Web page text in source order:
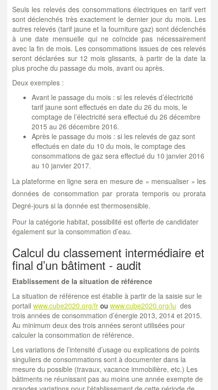
Seuls les relevés des consommations électriques en tarif vert
sont déclenchés très exactement le dernier jour du mois. Les
autres relevés (tarif jaune et la fourniture gaz) sont déclenchés
à une date mensuelle qui ne coïncide pas nécessairement
avec la fin de mois. Les consommations issues de ces relevés
seront déclarées sur 12 mois glissants, à partir de la date la
plus proche du passage du mois, avant ou après.
Deux exemples :
Avant le passage du mois : si les relevés d’électricité
tarif jaune sont effectués en date du 26 du mois, le
comptage de l’électricité sera effectué du 26 décembre
2015 au 26 décembre 2016.
Après le passage du mois : si les relevés de gaz sont
effectués en date du 10 du mois, le comptage des
consommations de gaz sera effectué du 10 janvier 2016
au 10 janvier 2017.
La plateforme en ligne sera en mesure de « mensualiser » les
données de consommation par prorata temporis ou prorata
Degré-jours si la donnée est thermosensible.
Pour la catégorie habitat, possibilité est offerte de candidater
également sur la consommation d’eau.
Calcul du classement intermédiaire et
final d’un bâtiment - audit
Etablissement de la situation de référence
La situation de référence est établie à partir de la saisie sur le
portail www.cube2020.org/fr ou www.cube2020.org/lu des
trois années de consommation d’énergie 2013, 2014 et 2015.
Au minimum deux des trois années seront utilisées pour
calculer la consommation de référence.
Les variations de l’intensité d’usage ou explications de points
singuliers de consommations sont à documenter dans la
mesure du possible (travaux, vacance immobilière, etc.) Les
bâtiments ne réunissant pas au moins une année exempte de